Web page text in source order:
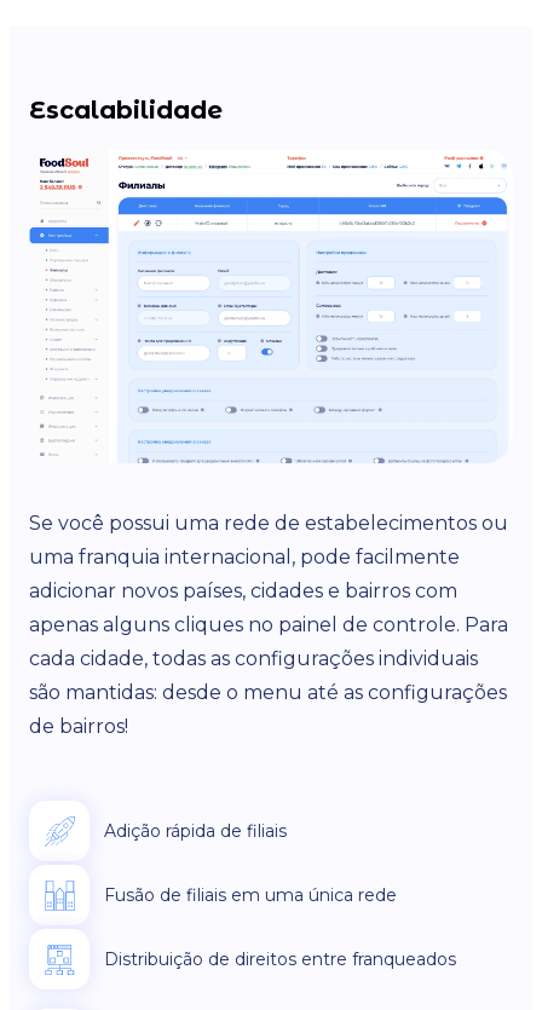
Escalabilidade
Se você possui uma rede de estabelecimentos ou
uma franquia internacional, pode facilmente
adicionar novos países, cidades e bairros com
apenas alguns cliques no painel de controle. Para
cada cidade, todas as configurações individuais
são mantidas: desde o menu até as configurações
de bairros!
Adição rápida de filiais
Fusão de filiais em uma única rede
Distribuição de direitos entre franqueados